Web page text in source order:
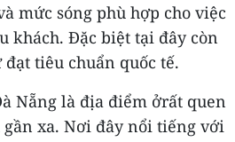
mức sóng phù hợp cho việc
khách. Đặc biệt tại đây còn
tiêu chuẩn quốc tế.
Nẵng là địa điểm ởrất quen
xa. Nơi đây nổi tiếng với